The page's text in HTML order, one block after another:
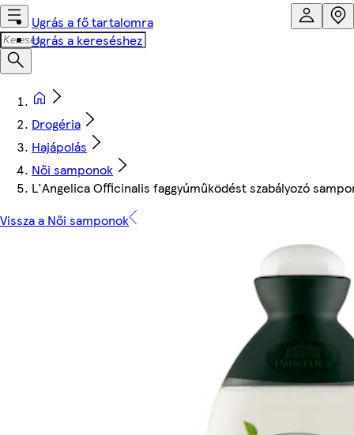
Ugrás a fő tartalomra
Ugrás a kereséshez
Drogéria
Hajápolás
Női samponok
L'Angelica Officinalis faggyúműködést szabályozó
Vissza a Női samponok